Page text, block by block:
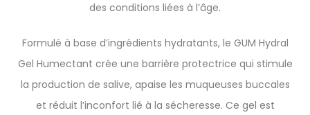
des conditions liées à l’âge.
Formulé à base d’ingrédients hydratants, le GUM Hydral
Gel Humectant crée une barrière protectrice qui stimule
la production de salive, apaise les muqueuses buccales
et réduit l’inconfort lié à la sécheresse. Ce gel est